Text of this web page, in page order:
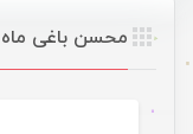
محسن باغی ماه